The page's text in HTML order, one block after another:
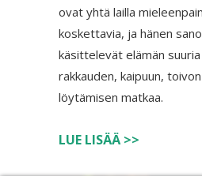
ovat yhtä lailla
koskettavia, ja hänen
käsittelevät elämän
rakkauden, kaipuun,
löytämisen matkaa.
LUE LISÄÄ >>